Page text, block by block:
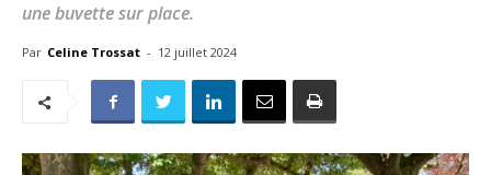
une buvette sur place.
Par Celine Trossat - 12 juillet 2024